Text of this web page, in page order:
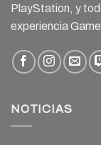
PlayStation, y
experiencia
NOTICIAS